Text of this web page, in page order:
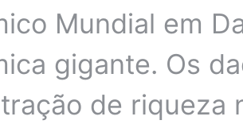
Mundial em
gigante. Os
de riqueza